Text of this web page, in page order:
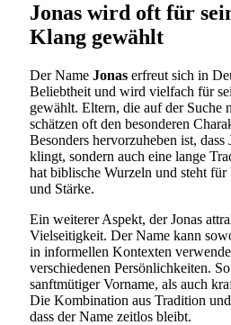
Jonas wird oft für
Klang gewählt
Der Name Jonas erfreut sich in
Beliebtheit und wird vielfach für
gewählt. Eltern, die auf der Suche
schätzen oft den besonderen
Besonders hervorzuheben ist,
klingt, sondern auch eine lange
hat biblische Wurzeln und steht
und Stärke.
Ein weiterer Aspekt, der Jonas
Vielseitigkeit. Der Name kann
in informellen Kontexten
verschiedenen Persönlichkeiten.
sanftmütiger Vorname, als auch
Die Kombination aus Tradition
dass der Name zeitlos bleibt.